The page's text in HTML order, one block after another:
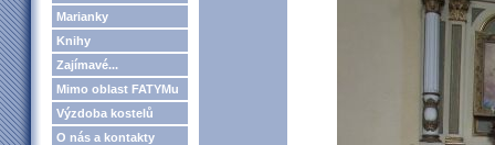
Marianky
Knihy
Zajímavé...
Mimo oblast FATYMu
Výzdoba kostelů
O nás a kontakty